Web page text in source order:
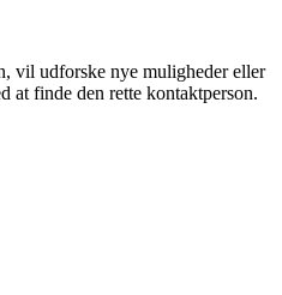
vil udforske nye muligheder eller
at finde den rette kontaktperson.